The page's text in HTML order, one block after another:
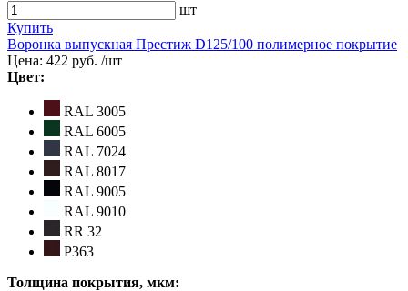
шт
Купить
Воронка выпускная Престиж D125/100 полимерное покрытие
Цена: 422 руб. /шт
Цвет:
RAL 3005
RAL 6005
RAL 7024
RAL 8017
RAL 9005
RAL 9010
RR 32
Р363
Толщина покрытия, мкм: